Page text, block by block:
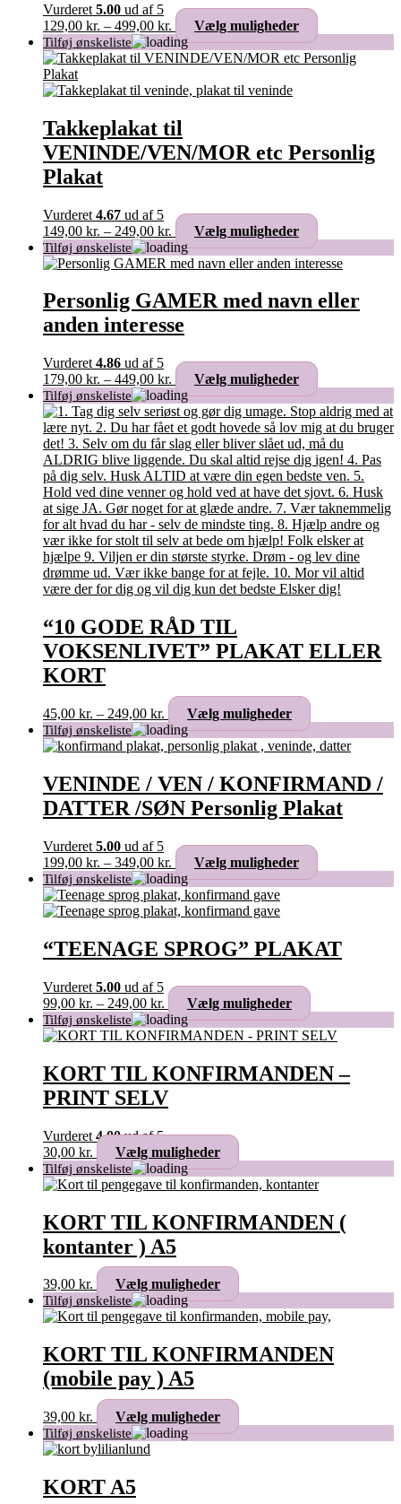
varesiden
Vurderet 5.00 ud af 5
129,00 kr. – 499,00 kr. Prisinterval:
129,00 kr.
til
Vælg muligheder
har
på
Takkeplakat til
VENINDE/VEN/MOR etc Personlig
Plakat
Vurderet 4.67 ud af 5
149,00 kr. – 249,00 kr. Prisinterval:
149,00 kr.
til
Vælg muligheder
har
varianter.
Mulighederne
Personlig GAMER med navn eller
anden interesse
Vurderet 4.86 ud af 5
179,00 kr. – 449,00 kr. Prisinterval:
179,00 kr.
til
449,00 kr.
Vælg muligheder
har
flere
varianter.
Mulighederne
kan
vælges
på
varesiden
“10 GODE RÅD TIL
VOKSENLIVET” PLAKAT ELLER
KORT
45,00 kr. – 249,00 kr. Prisinterval:
45,00 kr.
til
Vælg muligheder
har
varianter.
Mulighederne
kan
på
varesiden
VENINDE / VEN / KONFIRMAND /
DATTER /SØN Personlig Plakat
Vurderet 5.00 ud af 5
199,00 kr. – 349,00 kr. Prisinterval:
199,00 kr.
til
349,00 kr.
Vælg muligheder
Mulighederne
kan
“TEENAGE SPROG” PLAKAT
Vurderet 5.00 ud af 5
99,00 kr. – 249,00 kr. Prisinterval:
99,00 kr.
til
Vælg muligheder
har
varianter.
Mulighederne
KORT TIL KONFIRMANDEN –
PRINT SELV
Vurderet 4.00ud af 5
30,00 kr. Vælg muligheder
har
varianter.
Mulighederne
varesiden
KORT TIL KONFIRMANDEN (
kontanter ) A5
39,00 kr. Vælg muligheder
har
varianter.
Mulighederne
på
varesiden
KORT TIL KONFIRMANDEN
(mobile pay ) A5
39,00 kr. Vælg muligheder
KORT A5